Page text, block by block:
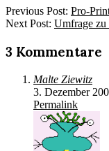
2007-
12-
Previous Post: Pro-
Next Post: Umfrage
3 Kommentare
Malte Ziewitz
3. Dezember
Permalink